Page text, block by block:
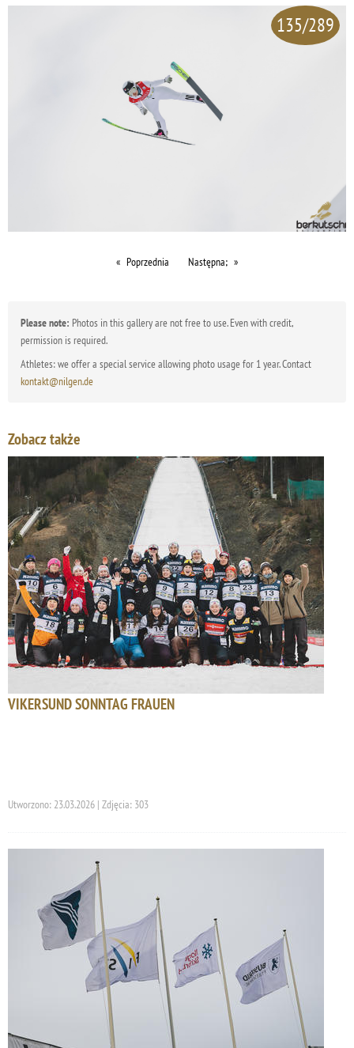
135/289
Poprzednia Następna;
Please note: Photos in this gallery are not free to use. Even with credit,
permission is required.
Athletes: we offer a special service allowing photo usage for 1 year. Contact
kontakt@nilgen.de
Zobacz także
VIKERSUND SONNTAG FRAUEN
Utworzono: 23.03.2026 | Zdjęcia: 303